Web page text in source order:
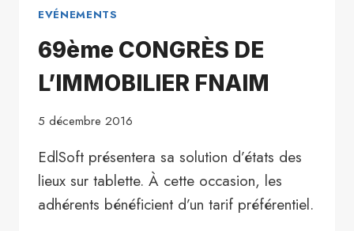
EVÉNEMENTS
69ème CONGRÈS DE
L’IMMOBILIER FNAIM
5 décembre 2016
EdlSoft présentera sa solution d’états des
lieux sur tablette. À cette occasion, les
adhérents bénéficient d’un tarif préférentiel.